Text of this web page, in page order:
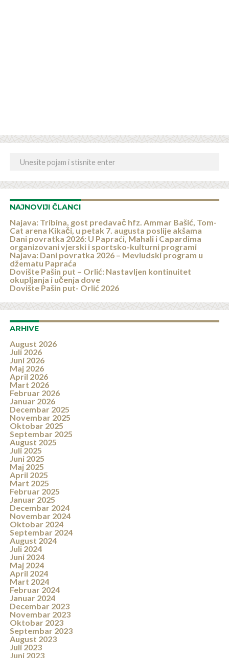
NAJNOVIJI ČLANCI
Najava: Tribina, gost predavač hfz. Ammar Bašić, Tom-
Cat arena Kikači, u petak 7. augusta poslije akšama
Dani povratka 2026: U Papraći, Mahali i Capardima
organizovani vjerski i sportsko-kulturni programi
Najava: Dani povratka 2026 – Mevludski program u
džematu Papraća
Dovište Pašin put – Orlić: Nastavljen kontinuitet
okupljanja i učenja dove
Dovište Pašin put- Orlić 2026
ARHIVE
August 2026
Juli 2026
Juni 2026
Maj 2026
April 2026
Mart 2026
Februar 2026
Januar 2026
Decembar 2025
Novembar 2025
Oktobar 2025
Septembar 2025
August 2025
Juli 2025
Juni 2025
Maj 2025
April 2025
Mart 2025
Februar 2025
Januar 2025
Decembar 2024
Novembar 2024
Oktobar 2024
Septembar 2024
August 2024
Juli 2024
Juni 2024
Maj 2024
April 2024
Mart 2024
Februar 2024
Januar 2024
Decembar 2023
Novembar 2023
Oktobar 2023
Septembar 2023
August 2023
Juli 2023
Juni 2023